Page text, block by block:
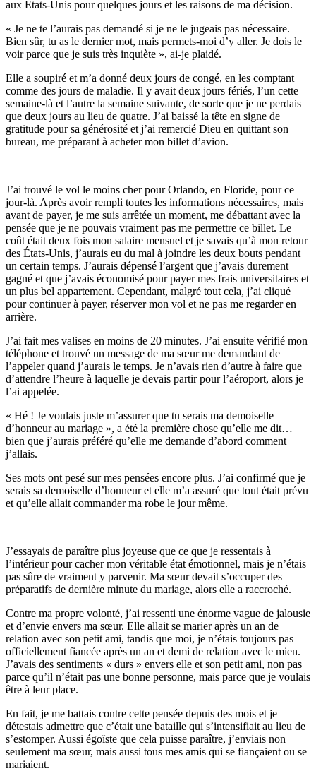
aux États-Unis pour quelques jours et les raisons de ma décision.
« Je ne te l’aurais pas demandé si je ne le jugeais pas nécessaire.
Bien sûr, tu as le dernier mot, mais permets-moi d’y aller. Je dois le
voir parce que je suis très inquiète », ai-je plaidé.
Elle a soupiré et m’a donné deux jours de congé, en les comptant
comme des jours de maladie. Il y avait deux jours fériés, l’un cette
semaine-là et l’autre la semaine suivante, de sorte que je ne perdais
que deux jours au lieu de quatre. J’ai baissé la tête en signe de
gratitude pour sa générosité et j’ai remercié Dieu en quittant son
bureau, me préparant à acheter mon billet d’avion.
J’ai trouvé le vol le moins cher pour Orlando, en Floride, pour ce
jour-là. Après avoir rempli toutes les informations nécessaires, mais
avant de payer, je me suis arrêtée un moment, me débattant avec la
pensée que je ne pouvais vraiment pas me permettre ce billet. Le
coût était deux fois mon salaire mensuel et je savais qu’à mon retour
des États-Unis, j’aurais eu du mal à joindre les deux bouts pendant
un certain temps. J’aurais dépensé l’argent que j’avais durement
gagné et que j’avais économisé pour payer mes frais universitaires et
un plus bel appartement. Cependant, malgré tout cela, j’ai cliqué
pour continuer à payer, réserver mon vol et ne pas me regarder en
arrière.
J’ai fait mes valises en moins de 20 minutes. J’ai ensuite vérifié mon
téléphone et trouvé un message de ma sœur me demandant de
l’appeler quand j’aurais le temps. Je n’avais rien d’autre à faire que
d’attendre l’heure à laquelle je devais partir pour l’aéroport, alors je
l’ai appelée.
« Hé ! Je voulais juste m’assurer que tu serais ma demoiselle
d’honneur au mariage », a été la première chose qu’elle me dit…
bien que j’aurais préféré qu’elle me demande d’abord comment
j’allais.
Ses mots ont pesé sur mes pensées encore plus. J’ai confirmé que je
serais sa demoiselle d’honneur et elle m’a assuré que tout était prévu
et qu’elle allait commander ma robe le jour même.
J’essayais de paraître plus joyeuse que ce que je ressentais à
l’intérieur pour cacher mon véritable état émotionnel, mais je n’étais
pas sûre de vraiment y parvenir. Ma sœur devait s’occuper des
préparatifs de dernière minute du mariage, alors elle a raccroché.
Contre ma propre volonté, j’ai ressenti une énorme vague de jalousie
et d’envie envers ma sœur. Elle allait se marier après un an de
relation avec son petit ami, tandis que moi, je n’étais toujours pas
officiellement fiancée après un an et demi de relation avec le mien.
J’avais des sentiments « durs » envers elle et son petit ami, non pas
parce qu’il n’était pas une bonne personne, mais parce que je voulais
être à leur place.
En fait, je me battais contre cette pensée depuis des mois et je
détestais admettre que c’était une bataille qui s’intensifiait au lieu de
s’estomper. Aussi égoïste que cela puisse paraître, j’enviais non
seulement ma sœur, mais aussi tous mes amis qui se fiançaient ou se
mariaient.